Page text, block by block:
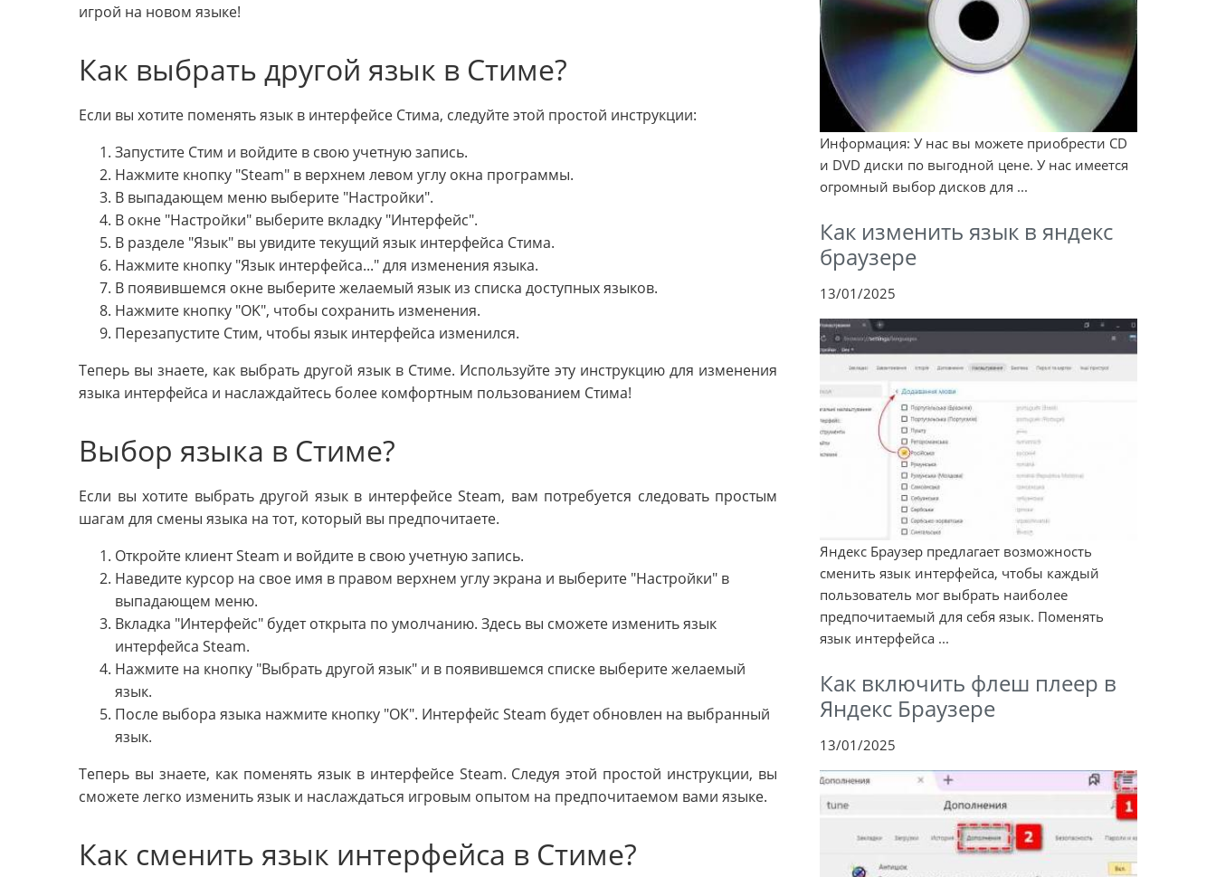
игрой на новом языке!
Как выбрать другой язык в Стиме?
Если вы хотите поменять язык в интерфейсе Стима, следуйте этой простой инструкции:
Запустите Стим и войдите в свою учетную запись.
Нажмите кнопку "Steam" в верхнем левом углу окна программы.
В выпадающем меню выберите "Настройки".
В окне "Настройки" выберите вкладку "Интерфейс".
В разделе "Язык" вы увидите текущий язык интерфейса Стима.
Нажмите кнопку "Язык интерфейса..." для изменения языка.
В появившемся окне выберите желаемый язык из списка доступных языков.
Нажмите кнопку "OK", чтобы сохранить изменения.
Перезапустите Стим, чтобы язык интерфейса изменился.
Теперь вы знаете, как выбрать другой язык в Стиме. Используйте эту инструкцию для изменения
языка интерфейса и наслаждайтесь более комфортным пользованием Стима!
Выбор языка в Стиме?
Если вы хотите выбрать другой язык в интерфейсе Steam, вам потребуется следовать простым
шагам для смены языка на тот, который вы предпочитаете.
Откройте клиент Steam и войдите в свою учетную запись.
Наведите курсор на свое имя в правом верхнем углу экрана и выберите "Настройки" в
выпадающем меню.
Вкладка "Интерфейс" будет открыта по умолчанию. Здесь вы сможете изменить язык
интерфейса Steam.
Нажмите на кнопку "Выбрать другой язык" и в появившемся списке выберите желаемый
язык.
После выбора языка нажмите кнопку "ОК". Интерфейс Steam будет обновлен на выбранный
язык.
Теперь вы знаете, как поменять язык в интерфейсе Steam. Следуя этой простой инструкции, вы
сможете легко изменить язык и наслаждаться игровым опытом на предпочитаемом вами языке.
Как сменить язык интерфейса в Стиме?
Информация: У нас вы можете приобрести CD
и DVD диски по выгодной цене. У нас имеется
огромный выбор дисков для ...
Как изменить язык в яндекс
браузере
13/01/2025
Яндекс Браузер предлагает возможность
сменить язык интерфейса, чтобы каждый
пользователь мог выбрать наиболее
предпочитаемый для себя язык. Поменять
язык интерфейса ...
Как включить флеш плеер в
Яндекс Браузере
13/01/2025